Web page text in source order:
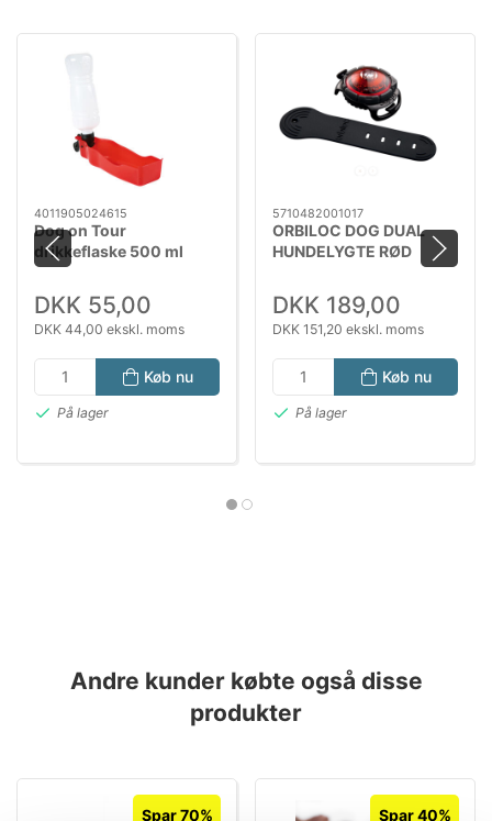
4011905024615
Dog on Tour
drikkeflaske 500 ml
DKK 55,00
DKK 44,00 ekskl. moms
Køb nu
På lager
5710482001017
ORBILOC DOG DUAL
HUNDELYGTE RØD
DKK 189,00
DKK 151,20 ekskl. moms
Køb nu
På lager
Andre kunder købte også disse
produkter
Spar 70% Spar 40%